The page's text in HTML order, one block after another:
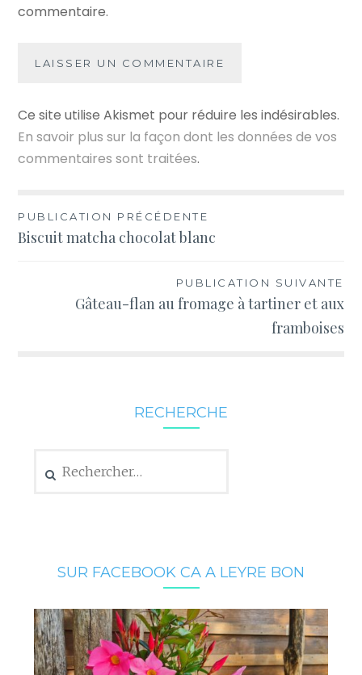
commentaire.
Ce site utilise Akismet pour réduire les indésirables.
En savoir plus sur la façon dont les données de vos
commentaires sont traitées.
Navigation
de
PUBLICATION PRÉCÉDENTE
Biscuit matcha chocolat blanc
PUBLICATION SUIVANTE
Gâteau-flan au fromage à tartiner et aux
framboises
RECHERCHE
SUR FACEBOOK CA A LEYRE BON